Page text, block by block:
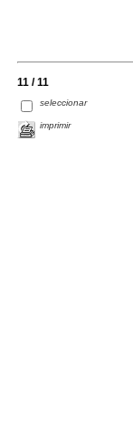
11 / 11
seleccionar
imprimir